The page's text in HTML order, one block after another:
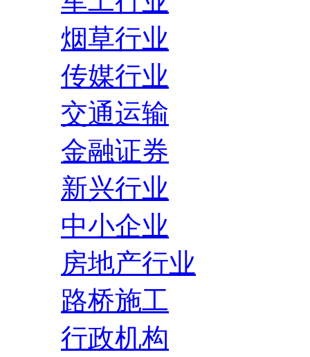
烟草行业
传媒行业
交通运输
金融证券
新兴行业
中小企业
房地产行业
路桥施工
行政机构